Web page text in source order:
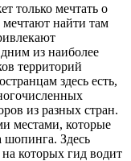
только мечтать о
мечтают найти там
из наиболее
территорий
здесь есть,
из разных стран.
местами, которые
шопинга. Здесь
которых гид водит